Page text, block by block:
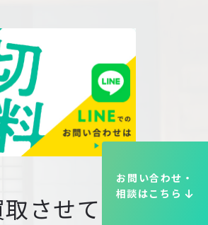
させてい
お問い合わせ・
相談はこちら